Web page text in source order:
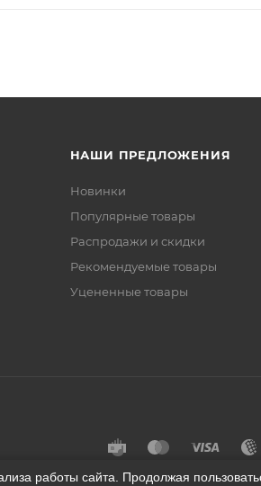
НАШИ ПРЕДЛОЖЕНИЯ
Новинки
Популярные товары
Распродажи и скидки
Рекомендуемые товары
Уцененные товары
работы сайта. Продолжая